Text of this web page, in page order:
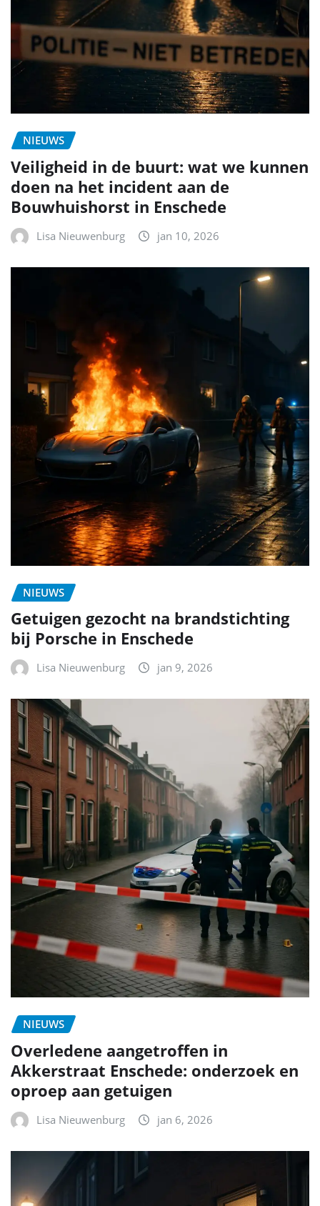
NIEUWS
Veiligheid in de buurt: wat we kunnen
doen na het incident aan de
Bouwhuishorst in Enschede
Lisa Nieuwenburg jan 10, 2026
NIEUWS
Getuigen gezocht na brandstichting
bij Porsche in Enschede
Lisa Nieuwenburg jan 9, 2026
NIEUWS
Overledene aangetroffen in
Akkerstraat Enschede: onderzoek en
oproep aan getuigen
Lisa Nieuwenburg jan 6, 2026